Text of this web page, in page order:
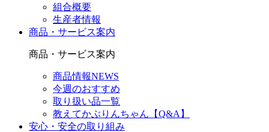
組合概要
生産者情報
商品・サービス案内
商品・サービス案内
商品情報NEWS
今週のおすすめ
取り扱い品一覧
教えてかぶりんちゃん【Q&A】
安心・安全の取り組み